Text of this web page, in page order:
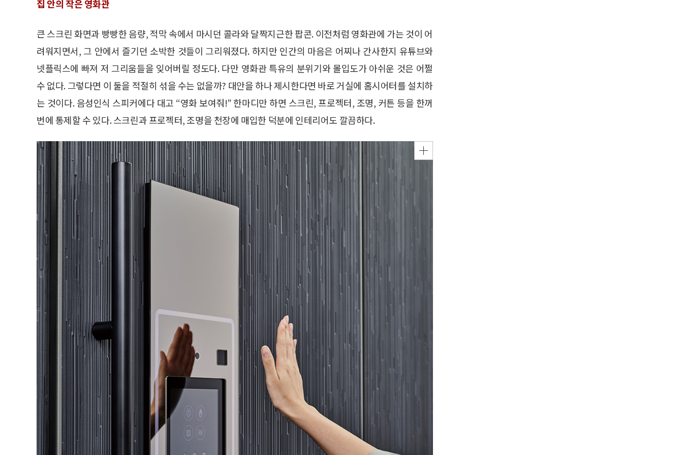
집 안의 작은 영화관
큰 스크린 화면과 빵빵한 음량, 적막 속에서 마시던 콜라와 달짝지근한 팝콘. 이전처럼 영화관에 가는 것이 어
려워지면서, 그 안에서 즐기던 소박한 것들이 그리워졌다. 하지만 인간의 마음은 어찌나 간사한지 유튜브와
넷플릭스에 빠져 저 그리움들을 잊어버릴 정도다. 다만 영화관 특유의 분위기와 몰입도가 아쉬운 것은 어쩔
수 없다. 그렇다면 이 둘을 적절히 섞을 수는 없을까? 대안을 하나 제시한다면 바로 거실에 홈시어터를 설치하
는 것이다. 음성인식 스피커에다 대고 “영화 보여줘!” 한마디만 하면 스크린, 프로젝터, 조명, 커튼 등을 한꺼
번에 통제할 수 있다. 스크린과 프로젝터, 조명을 천장에 매입한 덕분에 인테리어도 깔끔하다.